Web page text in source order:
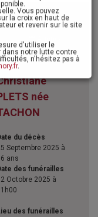
Itinéraire
née
du décès
Septembre 2025 à
ans
des funérailles
Octobre 2025 à
des funérailles
correctement,
version de votre
mettre à jour votre
Vous pouvez
la croix en haut de
et revenir sur le site
d'utiliser le
notre lutte contre
n'hésitez pas à
.